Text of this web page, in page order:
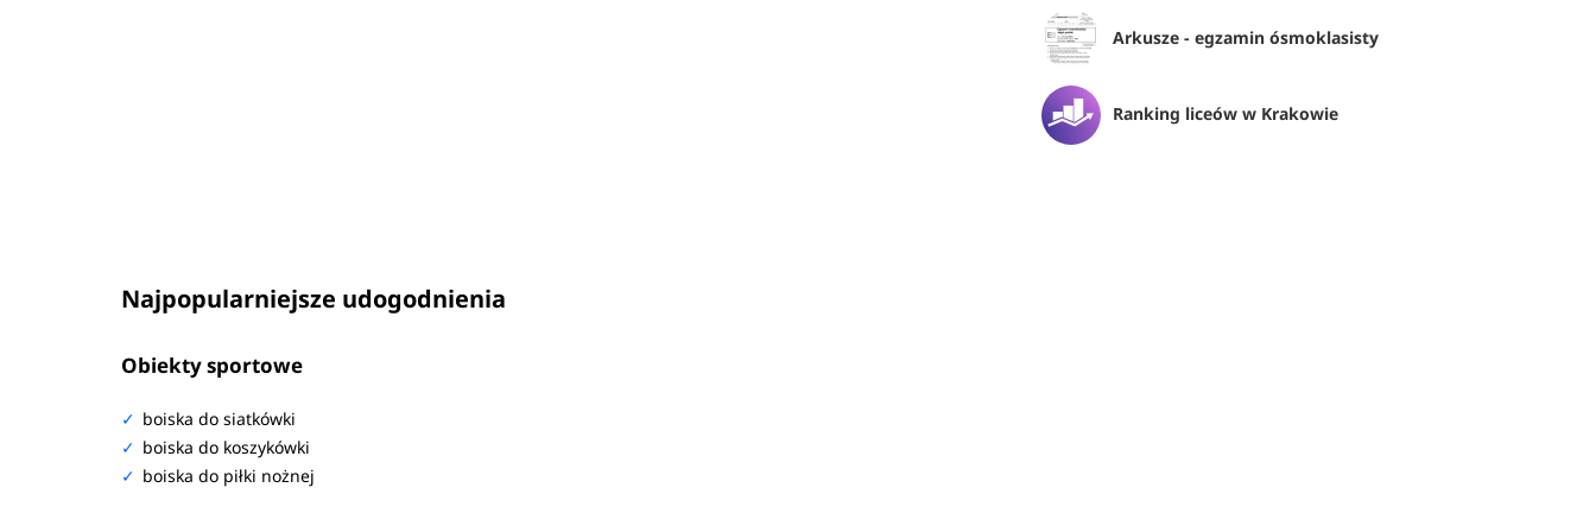
Arkusze - egzamin ósmoklasisty
Ranking liceów w Krakowie
Najpopularniejsze udogodnienia
Obiekty sportowe
boiska do siatkówki
boiska do koszykówki
boiska do piłki nożnej